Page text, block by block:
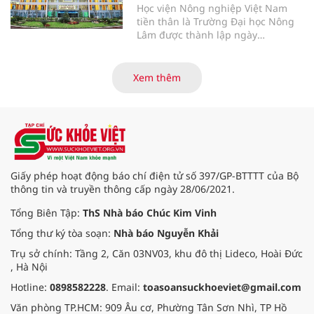
Học viện Nông nghiệp Việt Nam
tiền thân là Trường Đại học Nông
Lâm được thành lập ngày
tục khẳng định vị thế của một cơ
vững của đất nước.
Xem thêm
Giấy phép hoạt động báo chí điện tử số 397/GP-BTTTT của Bộ
thông tin và truyền thông cấp ngày 28/06/2021.
Tổng Biên Tập: ThS Nhà báo Chúc Kim Vinh
Tổng thư ký tòa soạn: Nhà báo Nguyễn Khải
Trụ sở chính: Tầng 2, Căn 03NV03, khu đô thị Lideco, Hoài Đức
, Hà Nội
Hotline: 0898582228. Email: toasoansuckhoeviet@gmail.com
Văn phòng TP.HCM: 909 Âu cơ, Phường Tân Sơn Nhì, TP Hồ